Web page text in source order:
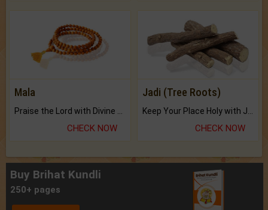
Mala
CHECK NOW
Jadi (Tree Roots)
CHECK NOW
Buy Brihat Kundli
250+ pages